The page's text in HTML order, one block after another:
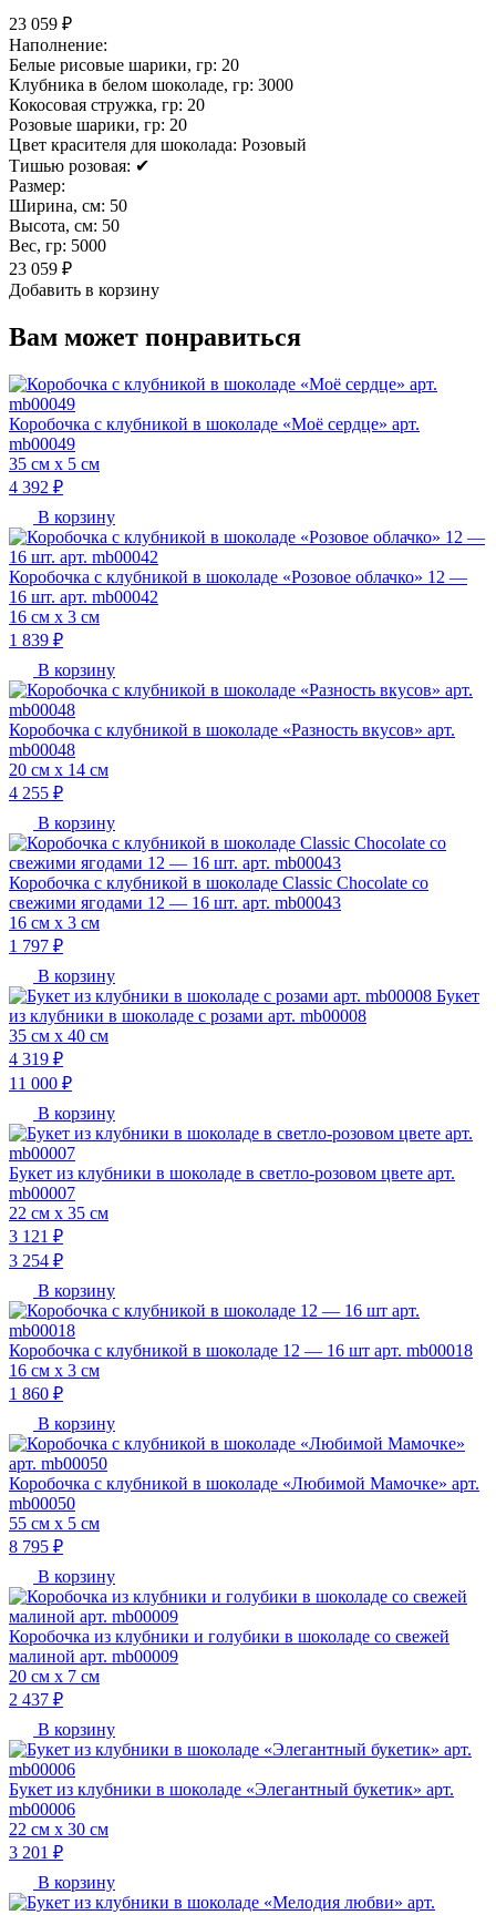
23 059 ₽
Наполнение:
Белые рисовые шарики, гр: 20
Клубника в белом шоколаде, гр: 3000
Кокосовая стружка, гр: 20
Розовые шарики, гр: 20
Цвет красителя для шоколада: Розовый
Тишью розовая: ✔
Размер:
Ширина, см: 50
Высота, см: 50
Вес, гр: 5000
23 059 ₽
Добавить в корзину
Вам может понравиться
Коробочка с клубникой в шоколаде «Моё сердце» арт.
mb00049
35 см х 5 см
4 392 ₽
В корзину
Коробочка с клубникой в шоколаде «Розовое облачко» 12 —
16 шт. арт. mb00042
16 см х 3 см
1 839 ₽
В корзину
Коробочка с клубникой в шоколаде «Разность вкусов» арт.
mb00048
20 см х 14 см
4 255 ₽
В корзину
Коробочка с клубникой в шоколаде Classic Chocolate со
свежими ягодами 12 — 16 шт. арт. mb00043
16 см х 3 см
1 797 ₽
В корзину
Букет
из клубники в шоколаде с розами арт. mb00008
35 см х 40 см
4 319 ₽
11 000 ₽
В корзину
Букет из клубники в шоколаде в светло-розовом цвете арт.
mb00007
22 см х 35 см
3 121 ₽
3 254 ₽
В корзину
Коробочка с клубникой в шоколаде 12 — 16 шт арт. mb00018
16 см х 3 см
1 860 ₽
В корзину
Коробочка с клубникой в шоколаде «Любимой Мамочке» арт.
mb00050
55 см х 5 см
8 795 ₽
В корзину
Коробочка из клубники и голубики в шоколаде со свежей
малиной арт. mb00009
20 см х 7 см
2 437 ₽
В корзину
Букет из клубники в шоколаде «Элегантный букетик» арт.
mb00006
22 см х 30 см
3 201 ₽
В корзину